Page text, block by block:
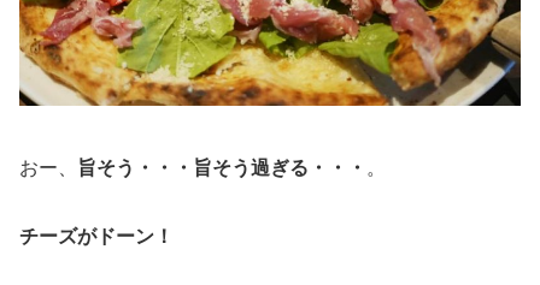
おー、 旨そう・・・旨そう過ぎる・・・ 。
チーズがドーン！